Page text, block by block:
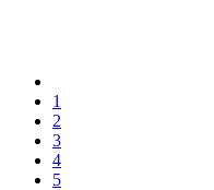
1
2
3
4
5